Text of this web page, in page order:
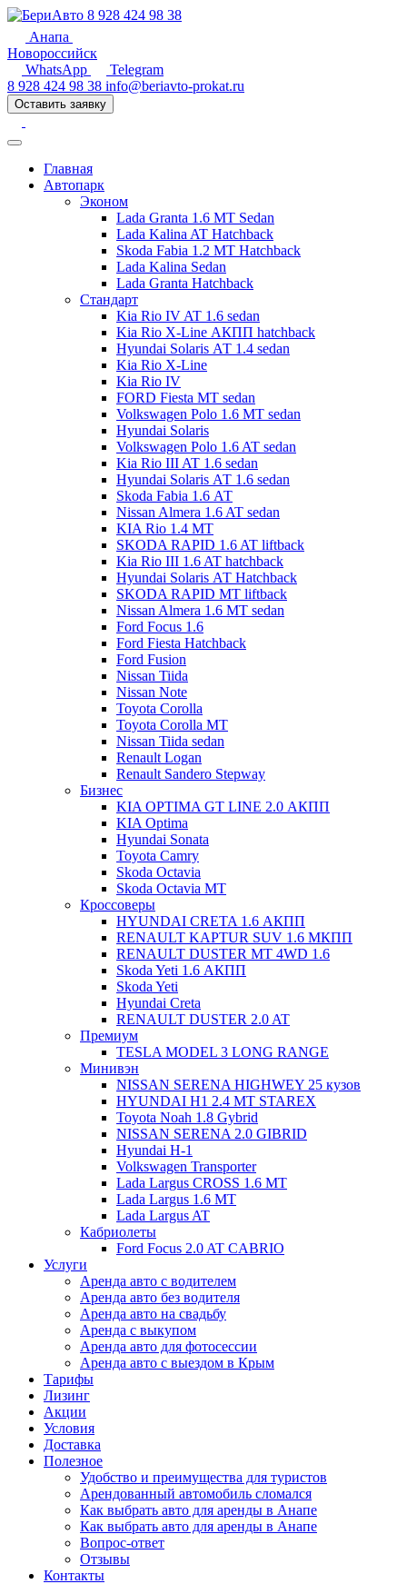
8 928 424 98 38
Анапа
Новороссийск
WhatsApp
Telegram
8 928 424 98 38 info@beriavto-prokat.ru
Оставить заявку
Главная
Автопарк
Эконом
Lada Granta 1.6 MT Sedan
Lada Kalina AT Hatchback
Skoda Fabia 1.2 MT Hatchback
Lada Kalina Sedan
Lada Granta Hatchback
Стандарт
Kia Rio IV AT 1.6 sedan
Kia Rio X-Line АКПП hatchback
Hyundai Solaris АТ 1.4 sedan
Kia Rio X-Line
Kia Rio IV
FORD Fiesta MT sedan
Volkswagen Polo 1.6 MT sedan
Hyundai Solaris
Volkswagen Polo 1.6 AT sedan
Kia Rio III AT 1.6 sedan
Hyundai Solaris АТ 1.6 sedan
Skoda Fabia 1.6 АТ
Nissan Almera 1.6 AT sedan
KIA Rio 1.4 МТ
SKODA RAPID 1.6 AT liftback
Kia Rio III 1.6 AT hatchback
Hyundai Solaris АТ Hatchback
SKODA RAPID MT liftback
Nissan Almera 1.6 МТ sedan
Ford Focus 1.6
Ford Fiesta Hatchback
Ford Fusion
Nissan Tiida
Nissan Note
Toyota Corolla
Toyota Corolla MT
Nissan Tiida sedan
Renault Logan
Renault Sandero Stepway
Бизнес
KIA OPTIMA GT LINE 2.0 АКПП
KIA Optima
Hyundai Sonata
Toyota Camry
Skoda Octavia
Skoda Octavia МТ
Кроссоверы
HYUNDAI CRETA 1.6 АКПП
RENAULT KAPTUR SUV 1.6 МКПП
RENAULT DUSTER MT 4WD 1.6
Skoda Yeti 1.6 АКПП
Skoda Yeti
Hyundai Creta
RENAULT DUSTER 2.0 AT
Премиум
TESLA MODEL 3 LONG RANGE
Минивэн
NISSAN SERENA HIGHWEY 25 кузов
HYUNDAI H1 2.4 MT STAREX
Toyota Noah 1.8 Gybrid
NISSAN SERENA 2.0 GIBRID
Hyundai H-1
Volkswagen Transporter
Lada Largus CROSS 1.6 MT
Lada Largus 1.6 MT
Lada Largus AT
Кабриолеты
Ford Focus 2.0 AT CABRIO
Услуги
Аренда авто с водителем
Аренда авто без водителя
Аренда авто на свадьбу
Аренда с выкупом
Аренда авто для фотосессии
Аренда авто с выездом в Крым
Тарифы
Лизинг
Акции
Условия
Доставка
Полезное
Удобство и преимущества для туристов
Арендованный автомобиль сломался
Как выбрать авто для аренды в Анапе
Как выбрать авто для аренды в Анапе
Вопрос-ответ
Отзывы
Контакты